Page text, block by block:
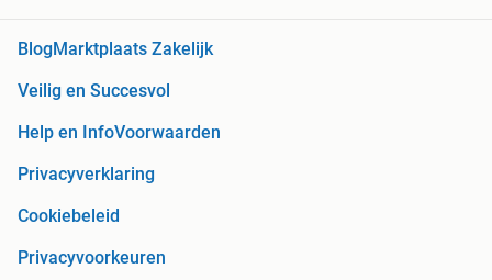
BlogMarktplaats Zakelijk
Veilig en Succesvol
Help en InfoVoorwaarden
Privacyverklaring
Cookiebeleid
Privacyvoorkeuren